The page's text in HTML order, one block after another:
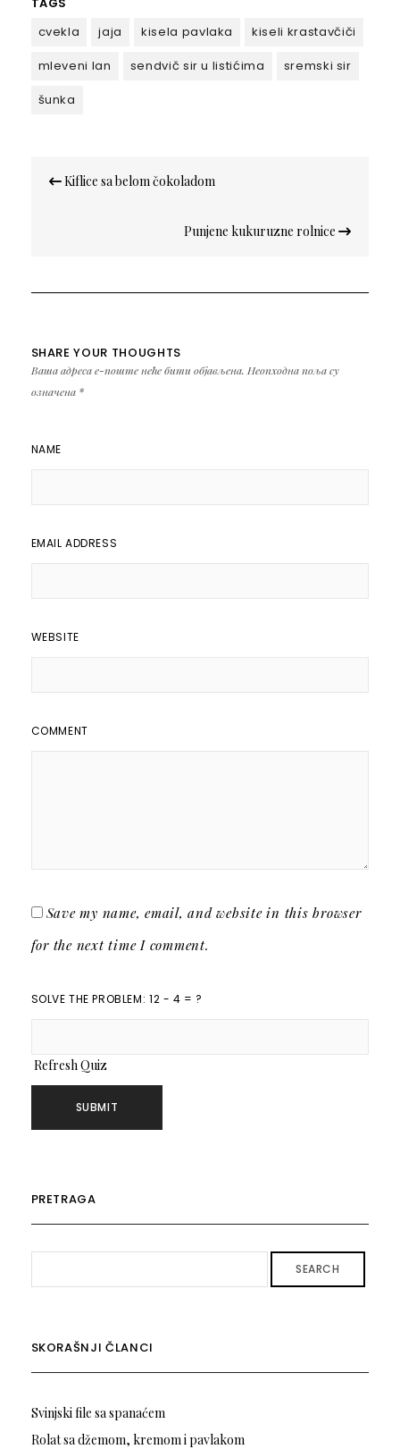
cvekla
jaja kisela pavlaka
kiseli krastavčiči
mleveni lan
sendvič sir u listićima
sremski sir
šunka
чланка
Kiflice sa belom čokoladom
Punjene kukuruzne rolnice
SHARE YOUR THOUGHTS
Ваша адреса е-поште неће бити објављена. Неопходна поља су
означена *
NAME
EMAIL ADDRESS
WEBSITE
COMMENT
Save my name, email, and website in this browser
for the next time I comment.
SOLVE THE PROBLEM: 12 - 4 = ?
Refresh Quiz
PRETRAGA
SEARCH
SKORAŠNJI ČLANCI
Svinjski file sa spanaćem
Rolat sa džemom, kremom i pavlakom